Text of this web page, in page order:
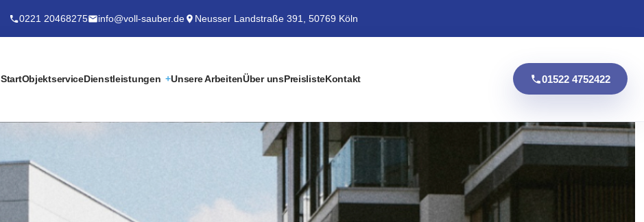
0221 20468275 info@voll-sauber.de Neusser Landstraße 391, 50769 Köln
StartObjektserviceDienstleistungen Unsere ArbeitenÜber unsPreislisteKontakt 01522 4752422